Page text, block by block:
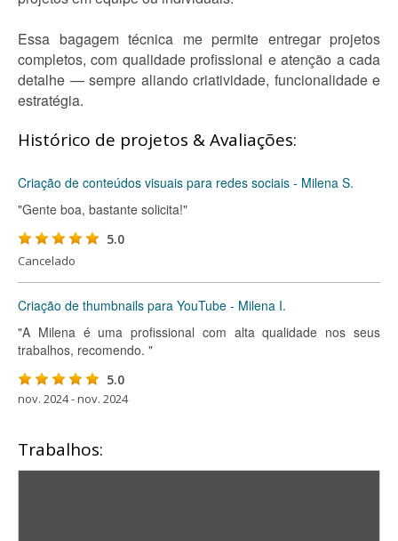
Essa bagagem técnica me permite entregar projetos
completos, com qualidade profissional e atenção a cada
detalhe — sempre aliando criatividade, funcionalidade e
estratégia.
Histórico de projetos & Avaliações:
Criação de conteúdos visuais para redes sociais - Milena S.
"Gente boa, bastante solicita!"
5.0
Cancelado
Criação de thumbnails para YouTube - Milena I.
"A Milena é uma profissional com alta qualidade nos seus
trabalhos, recomendo. "
5.0
nov. 2024 - nov. 2024
Trabalhos: